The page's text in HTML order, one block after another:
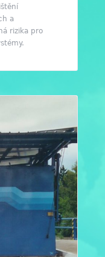
a
rizika pro